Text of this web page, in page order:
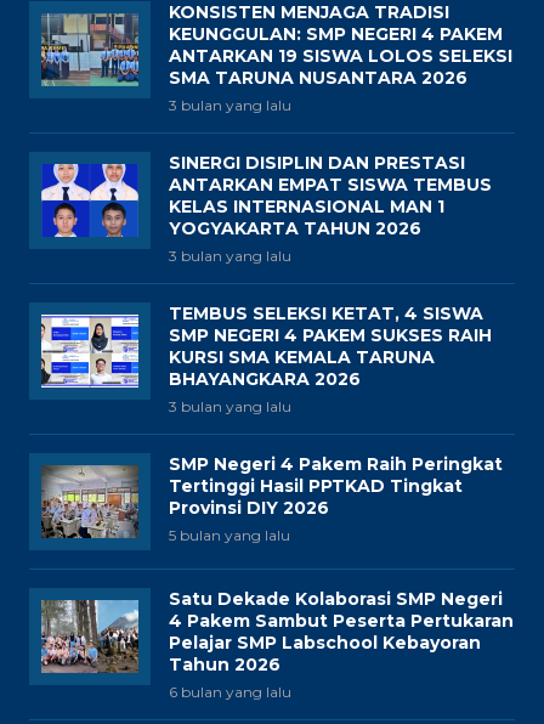
KONSISTEN MENJAGA TRADISI
KEUNGGULAN: SMP NEGERI 4 PAKEM
ANTARKAN 19 SISWA LOLOS SELEKSI
SMA TARUNA NUSANTARA 2026
3 bulan yang lalu
SINERGI DISIPLIN DAN PRESTASI
ANTARKAN EMPAT SISWA TEMBUS
KELAS INTERNASIONAL MAN 1
YOGYAKARTA TAHUN 2026
3 bulan yang lalu
TEMBUS SELEKSI KETAT, 4 SISWA
SMP NEGERI 4 PAKEM SUKSES RAIH
KURSI SMA KEMALA TARUNA
BHAYANGKARA 2026
3 bulan yang lalu
SMP Negeri 4 Pakem Raih Peringkat
Tertinggi Hasil PPTKAD Tingkat
Provinsi DIY 2026
5 bulan yang lalu
Satu Dekade Kolaborasi SMP Negeri
4 Pakem Sambut Peserta Pertukaran
Pelajar SMP Labschool Kebayoran
Tahun 2026
6 bulan yang lalu